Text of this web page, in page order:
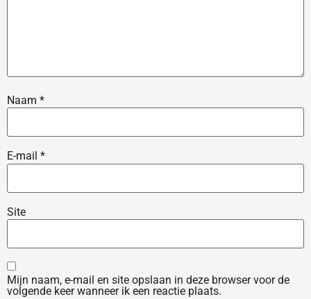
Naam *
E-mail *
Site
Mijn naam, e-mail en site opslaan in deze browser voor de
volgende keer wanneer ik een reactie plaats.